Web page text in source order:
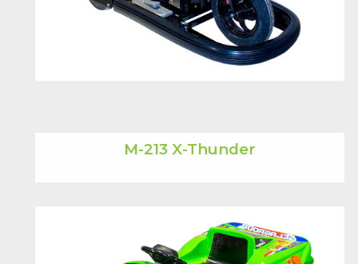
M-213 X-Thunder